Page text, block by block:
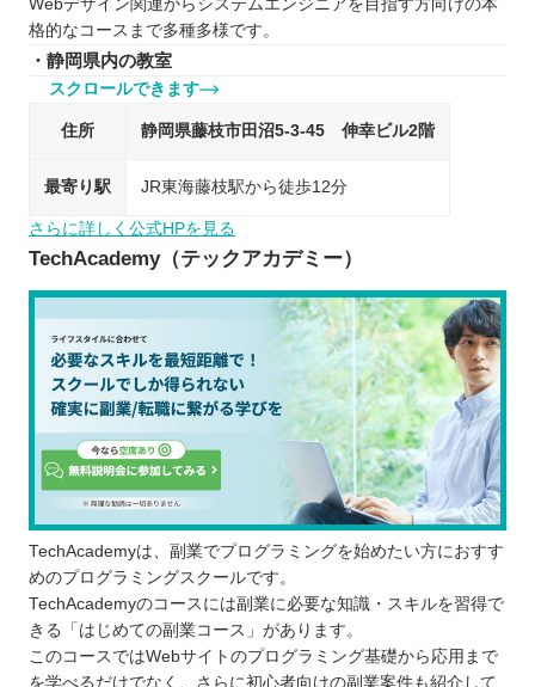
Webデザイン関連からシステムエンジニアを目指す方向けの本
格的なコースまで多種多様です。
・静岡県内の教室
スクロールできます
住所 静岡県藤枝市田沼5-3-45 伸幸ビル2階
最寄り駅 JR東海藤枝駅から徒歩12分
さらに詳しく公式HPを見る
TechAcademy（テックアカデミー）
TechAcademyは、副業でプログラミングを始めたい方におすす
めのプログラミングスクールです。
TechAcademyのコースには副業に必要な知識・スキルを習得で
きる「はじめての副業コース」があります。
このコースではWebサイトのプログラミング基礎から応用まで
を学べるだけでなく、さらに初心者向けの副業案件も紹介して